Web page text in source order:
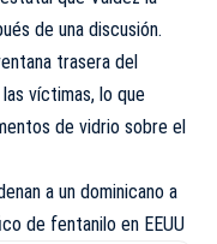
de una discusión.
trasera del
víctimas, lo que
de vidrio sobre el
a un dominicano a
de fentanilo en EEUU